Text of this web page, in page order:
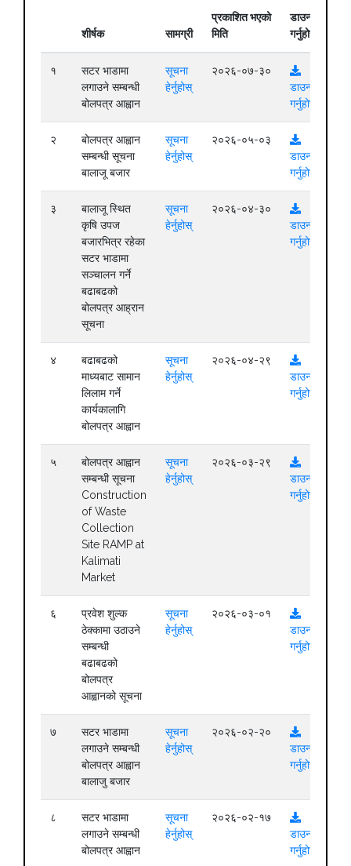
शीर्षक सामग्री
प्रकाशित भएको
मिति
डाउनलोड
गर्नुहोस्
१
सटर भाडामा
लगाउने सम्बन्धी
बोलपत्र आह्वान
सूचना
हेर्नुहोस्
२०२६-०७-३०
डाउनलोड
गर्नुहोस्
२
बोलपत्र आह्वान
सम्बन्धी सूचना
बालाजू बजार
सूचना
हेर्नुहोस्
२०२६-०५-०३
डाउनलोड
गर्नुहोस्
३
बालाजू स्थित
कृषि उपज
बजारभित्र रहेका
सटर भाडामा
सञ्चालन गर्ने
बढाबढको
बोलपत्र आह्रान
सूचना
सूचना
हेर्नुहोस्
२०२६-०४-३०
डाउनलोड
गर्नुहोस्
४
बढाबढको
माध्यबाट सामान
लिलाम गर्ने
कार्यकालागि
बोलपत्र आह्वान
सूचना
हेर्नुहोस्
२०२६-०४-२९
डाउनलोड
गर्नुहोस्
५
बोलपत्र आह्वान
सम्बन्धी सूचना
Construction
of Waste
Collection
Site RAMP at
Kalimati
Market
सूचना
हेर्नुहोस्
२०२६-०३-२९
डाउनलोड
गर्नुहोस्
६
प्रवेश शुल्क
ठेक्कामा उठाउने
सम्बन्धी
बढाबढको
बोलपत्र
आह्वानको सूचना
सूचना
हेर्नुहोस्
२०२६-०३-०१
डाउनलोड
गर्नुहोस्
७
सटर भाडामा
लगाउने सम्बन्धी
बोलपत्र आह्वान
बालाजु बजार
सूचना
हेर्नुहोस्
२०२६-०२-२०
डाउनलोड
गर्नुहोस्
८
सटर भाडामा
लगाउने सम्बन्धी
बोलपत्र आह्वान
सूचना
हेर्नुहोस्
२०२६-०२-१७
डाउनलोड
गर्नुहोस्